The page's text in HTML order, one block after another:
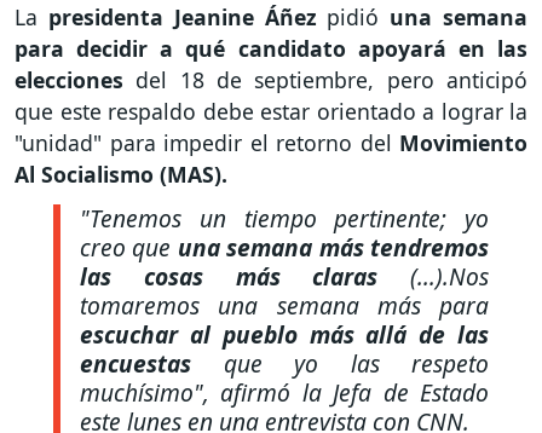
La presidenta Jeanine Áñez pidió una semana
para decidir a qué candidato apoyará en las
elecciones del 18 de septiembre, pero anticipó
que este respaldo debe estar orientado a lograr la
"unidad" para impedir el retorno del Movimiento
Al Socialismo (MAS).
"Tenemos un tiempo pertinente; yo
creo que una semana más tendremos
las cosas más claras (...).Nos
tomaremos una semana más para
escuchar al pueblo más allá de las
encuestas que yo las respeto
muchísimo", afirmó la Jefa de Estado
este lunes en una entrevista con CNN.